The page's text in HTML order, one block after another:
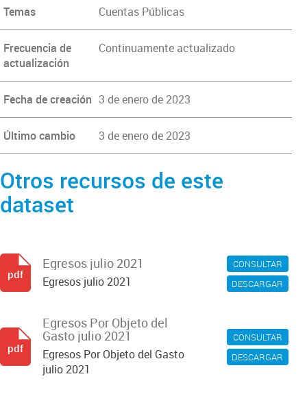
Temas Cuentas Públicas
Frecuencia de
actualización
Continuamente actualizado
Fecha de creación 3 de enero de 2023
Último cambio 3 de enero de 2023
Otros recursos de este
dataset
CONSULTAR
DESCARGAR
Egresos julio 2021
Egresos julio 2021
pdf
CONSULTAR
DESCARGAR
Egresos Por Objeto del
Gasto julio 2021
Egresos Por Objeto del Gasto
julio 2021
pdf